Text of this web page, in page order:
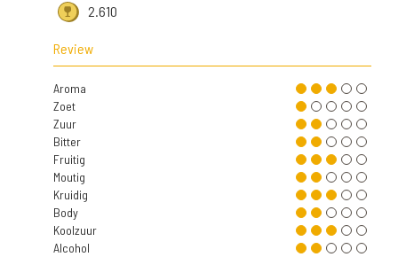
2.610
Review
Aroma
Zoet
Zuur
Bitter
Fruitig
Moutig
Kruidig
Body
Koolzuur
Alcohol